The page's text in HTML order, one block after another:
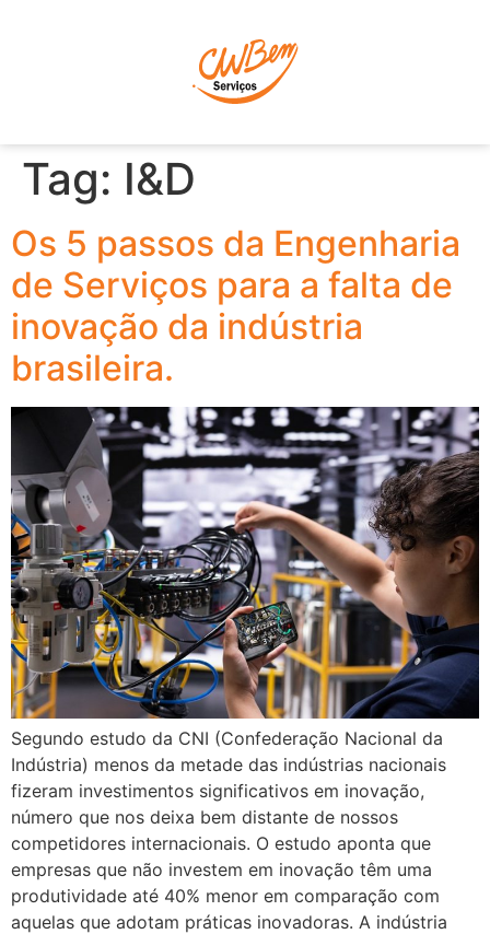
Tag: I&D
Os 5 passos da Engenharia
de Serviços para a falta de
inovação da indústria
brasileira.
Segundo estudo da CNI (Confederação Nacional da
Indústria) menos da metade das indústrias nacionais
fizeram investimentos significativos em inovação,
número que nos deixa bem distante de nossos
competidores internacionais. O estudo aponta que
empresas que não investem em inovação têm uma
produtividade até 40% menor em comparação com
aquelas que adotam práticas inovadoras. A indústria